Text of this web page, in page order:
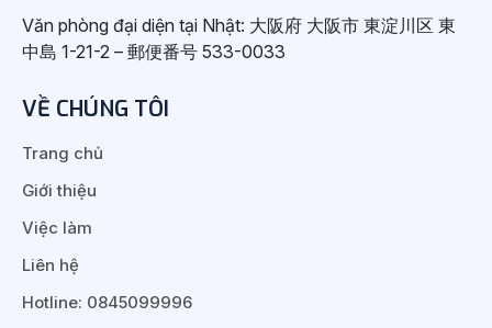
Văn phòng đại diện tại Nhật: 大阪府 大阪市 東淀川区 東
中島 1-21-2 – 郵便番号 533-0033
VỀ CHÚNG TÔI
Trang chủ
Giới thiệu
Việc làm
Liên hệ
Hotline: 0845099996